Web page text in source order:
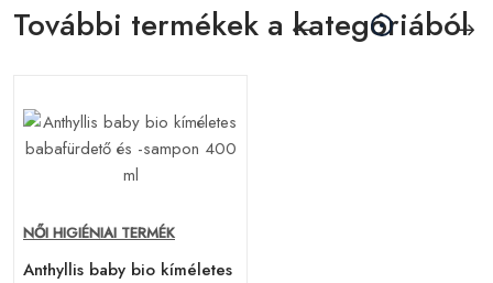
További termékek a kategóriából
NŐI HIGIÉNIAI TERMÉK
Anthyllis baby bio kíméletes